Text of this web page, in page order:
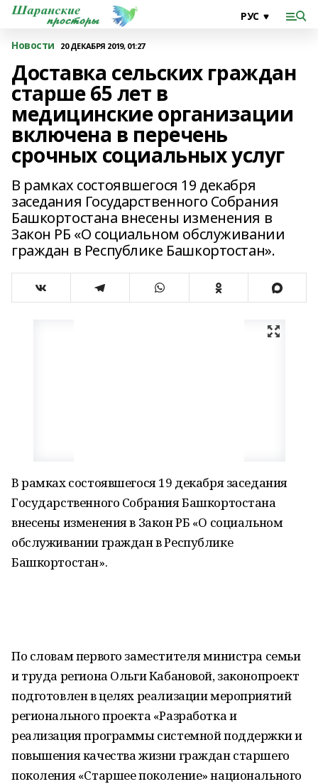
Новости 20 ДЕКАБРЯ 2019, 01:27
Доставка сельских граждан
старше 65 лет в
медицинские организации
включена в перечень
срочных социальных услуг
В рамках состоявшегося 19 декабря
заседания Государственного Собрания
Башкортостана внесены изменения в
Закон РБ «О социальном обслуживании
граждан в Республике Башкортостан».
В рамках состоявшегося 19 декабря заседания
Государственного Собрания Башкортостана
внесены изменения в Закон РБ «О социальном
обслуживании граждан в Республике
Башкортостан».
По словам первого заместителя министра семьи
и труда региона Ольги Кабановой, законопроект
подготовлен в целях реализации мероприятий
регионального проекта «Разработка и
реализация программы системной поддержки и
повышения качества жизни граждан старшего
поколения «Старшее поколение» национального